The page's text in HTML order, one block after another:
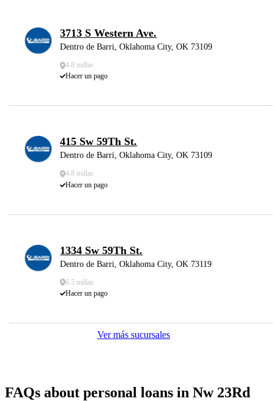
3713 S Western Ave.
Dentro de Barri, Oklahoma City, OK 73109
4.8 millas
Hacer un pago
415 Sw 59Th St.
Dentro de Barri, Oklahoma City, OK 73109
4.8 millas
Hacer un pago
1334 Sw 59Th St.
Dentro de Barri, Oklahoma City, OK 73119
6.5 millas
Hacer un pago
Ver más sucursales
FAQs about personal loans in Nw 23Rd